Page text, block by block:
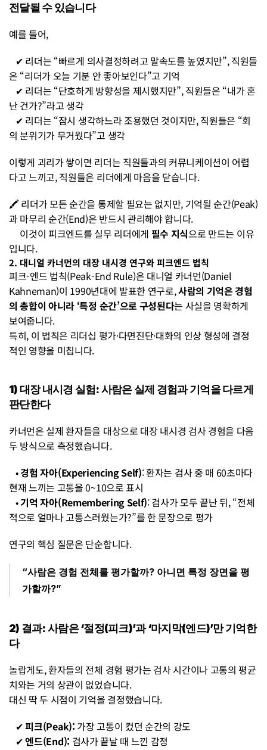
전달될 수 있습니다
예를 들어,
은 “리더가 오늘 기분 안 좋아보인다”고 기억
난 건가?”라고 생각
의 분위기가 무거웠다”고 생각
이렇게 괴리가 쌓이면 리더는 직원들과의 커뮤니케이션이 어렵
다고 느끼고, 직원들은 리더에게 마음을 닫습니다.
🖍️ 리더가 모든 순간을 통제할 필요는 없지만, 기억될 순간(Peak)
과 마무리 순간(End)은 반드시 관리해야 합니다.
     이것이 피크엔드를 실무 리더에게
필수 지식으로 만드는 이유
입니다.
2. 대니얼 카너먼의 대장 내시경 연구와 피크엔드 법칙
피크-엔드 법칙(Peak-End Rule)은 대니얼 카너먼(Daniel
Kahneman)이 1990년대에 발표한 연구로, 사람의 기억은 경험
의 총합이 아니라 ‘특정 순간’으로 구성된다는 사실을 명확하게
보여줍니다.
특히, 이 법칙은 리더십 평가·다면진단·대화의 인상 형성에 결정
적인 영향을 미칩니다.
1) 대장 내시경 실험: 사람은 실제 경험과 기억을 다르게
판단한다
카너먼은 실제 환자들을 대상으로 대장 내시경 검사 경험을 다음
두 방식으로 측정했습니다.
   •
경험 자아(Experiencing Self): 환자는 검사 중 매 60초마다
현재 느끼는 고통을 0~10으로 표시
   •
기억 자아(Remembering Self): 검사가 모두 끝난 뒤, “전체
적으로 얼마나 고통스러웠는가?”를 한 문장으로 평가
연구의 핵심 질문은 단순합니다.
“사람은 경험 전체를 평가할까? 아니면 특정 장면을 평
가할까?”
2) 결과: 사람은 ‘절정(피크)’과 ‘마지막(엔드)’만 기억한
다
놀랍게도, 환자들의 전체 경험 평가는 검사 시간이나 고통의 평균
치와는 거의 상관이 없었습니다.
대신 딱 두 시점이 기억을 결정했습니다.
   ✔
피크(Peak): 가장 고통이 컸던 순간의 강도
   ✔
엔드(End): 검사가 끝날 때 느낀 감정